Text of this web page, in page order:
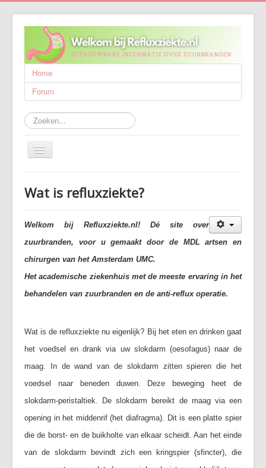
Home
Forum
Zoeken...
Schakelen
navigatie
Behandeling
Wetenschappelijk onderzoek
Wie zijn wij?
Publicaties
Vaak gestelde vragen (FAQ)
Forum
Wat is refluxziekte?
Welkom bij Refluxziekte.nl! Dé site over
zuurbranden, voor u gemaakt door de MDL artsen en
chirurgen van het Amsterdam UMC.
Het academische ziekenhuis met de meeste ervaring in het
behandelen van zuurbranden en de anti-reflux operatie.
Wat is de refluxziekte nu eigenlijk? Bij het eten en drinken gaat
het voedsel en drank via uw slokdarm (oesofagus) naar de
maag. In de wand van de slokdarm zitten spieren die het
voedsel naar beneden duwen. Deze beweging heet de
slokdarm-peristaltiek. De slokdarm bereikt de maag via een
opening in het middenrif (het diafragma). Dit is een platte spier
die de borst- en de buikholte van elkaar scheidt. Aan het einde
van de slokdarm bevindt zich een kringspier (sfincter), die